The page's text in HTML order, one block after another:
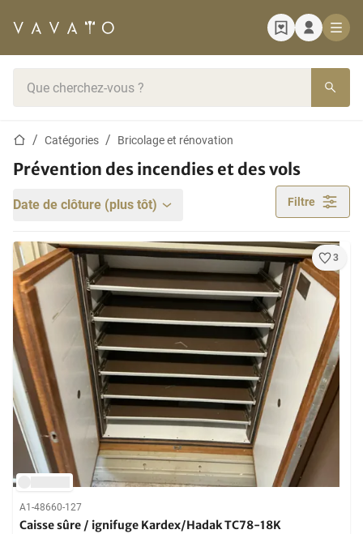
Page d'accueil
Catégories Bricolage et rénovation
Prévention des incendies et des vols
Date de clôture (plus tôt) Filtre
3
A1-48660-127
Caisse sûre / ignifuge Kardex/Hadak TC78-18K